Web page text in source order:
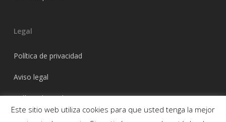
Legal
Política de privacidad
Aviso legal
Política de cookies
Este sitio web utiliza cookies para que usted tenga la mejor